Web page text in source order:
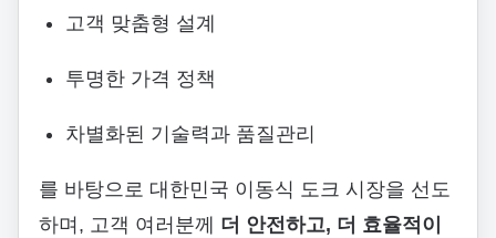
고객 맞춤형 설계
투명한 가격 정책
차별화된 기술력과 품질관리
를 바탕으로 대한민국 이동식 도크 시장을 선도
하며, 고객 여러분께 더 안전하고, 더 효율적이